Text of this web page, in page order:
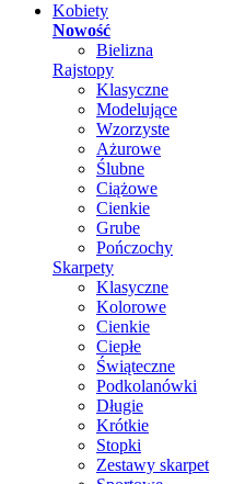
Kobiety
Nowość
Bielizna
Rajstopy
Klasyczne
Modelujące
Wzorzyste
Ażurowe
Ślubne
Ciążowe
Cienkie
Grube
Pończochy
Skarpety
Klasyczne
Kolorowe
Cienkie
Ciepłe
Świąteczne
Podkolanówki
Długie
Krótkie
Stopki
Zestawy skarpet